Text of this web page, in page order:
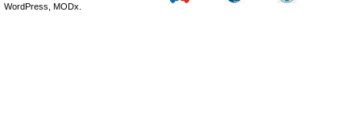
WordPress, MODx.